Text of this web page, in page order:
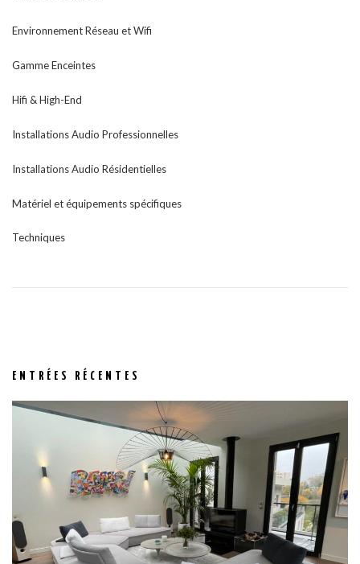
Environnement Réseau et Wifi
Gamme Enceintes
Hifi & High-End
Installations Audio Professionnelles
Installations Audio Résidentielles
Matériel et équipements spécifiques
Techniques
ENTRÉES RÉCENTES